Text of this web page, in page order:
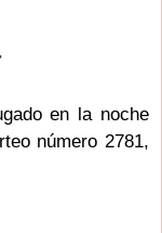
en la noche
número 2781,